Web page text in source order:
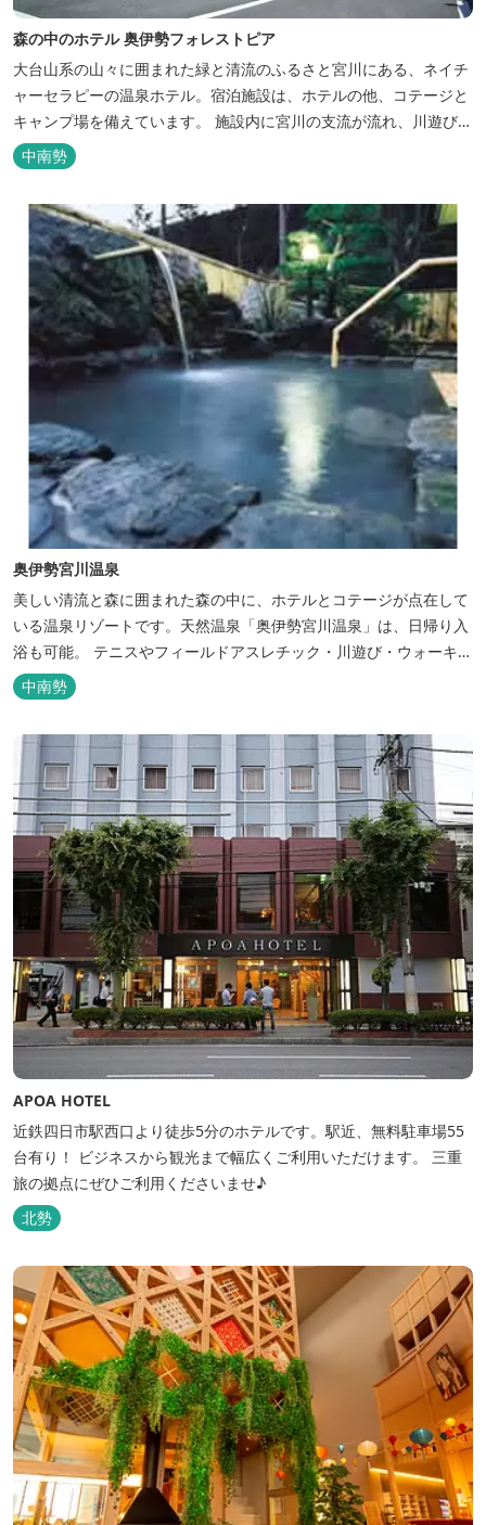
森の中のホテル 奥伊勢フォレストピア
大台山系の山々に囲まれた緑と清流のふるさと宮川にある、ネイチ
ャーセラピーの温泉ホテル。宿泊施設は、ホテルの他、コテージと
キャンプ場を備えています。 施設内に宮川の支流が流れ、川遊びが
できます。BBQエリア、釣堀もあり、ファミリーやグループでもア
クティビティを楽しめます。 ディナーは併設の「レストラン アン
ジュ」にて、地元の食材をていねいに調理したフレンチフルコース
をお召し上がりい...
中南勢
奥伊勢宮川温泉
美しい清流と森に囲まれた森の中に、ホテルとコテージが点在して
いる温泉リゾートです。天然温泉「奥伊勢宮川温泉」は、日帰り入
浴も可能。 テニスやフィールドアスレチック・川遊び・ウォーキン
グ・山登りの後は、岩風呂風の露天風呂と地元産季節の野草を月替
メニューの野草風呂と打たせ湯で思いっきりリフレッシュしてくだ
さい。 森林浴に温泉浴でネイチャーセラピーしませんか。
中南勢
APOA HOTEL
近鉄四日市駅西口より徒歩5分のホテルです。駅近、無料駐車場55
台有り！ ビジネスから観光まで幅広くご利用いただけます。 三重
旅の拠点にぜひご利用くださいませ♪
北勢